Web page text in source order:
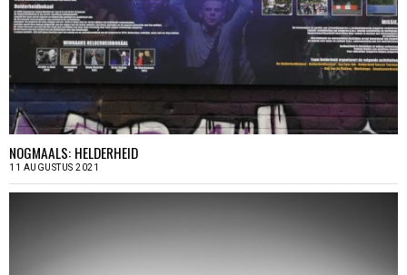
NOGMAALS: HELDERHEID
11 AUGUSTUS 2021